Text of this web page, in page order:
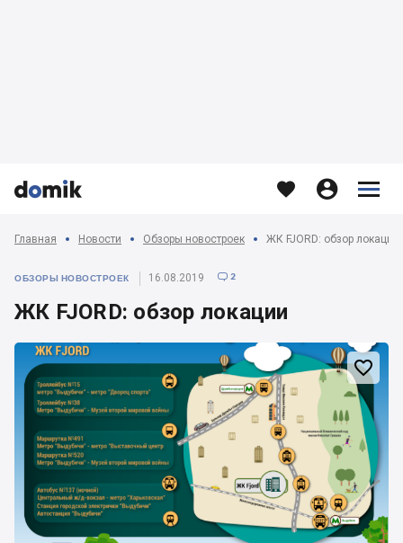


   


Главная Новости Обзоры новостроек ЖК FJORD: обзор локации
ОБЗОРЫ НОВОСТРОЕК 16.08.2019  2
ЖК FJORD: обзор локации
